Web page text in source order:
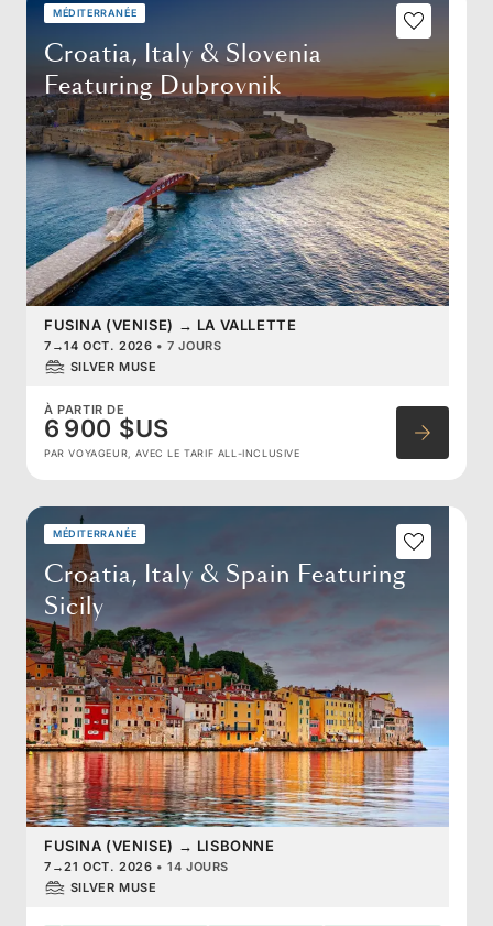
MÉDITERRANÉE
Croatia, Italy & Slovenia
Featuring Dubrovnik
FUSINA (VENISE) → LA VALLETTE
7 →14 OCT. 2026 •7 JOURS
SILVER MUSE
À PARTIR DE
6 900 $US
PAR VOYAGEUR, AVEC LE TARIF ALL-INCLUSIVE
MÉDITERRANÉE
Croatia, Italy & Spain Featuring
Sicily
FUSINA (VENISE) → LISBONNE
7 →21 OCT. 2026 •14 JOURS
SILVER MUSE